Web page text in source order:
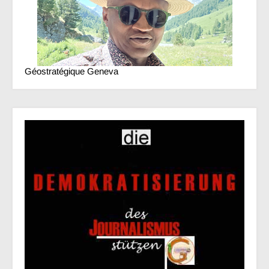
Géostratégique Geneva